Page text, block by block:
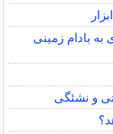
بادام زمینی
و نشئگی